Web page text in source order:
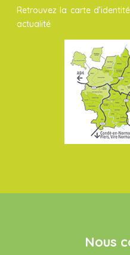
Retrouvez la carte
actualité
Nous